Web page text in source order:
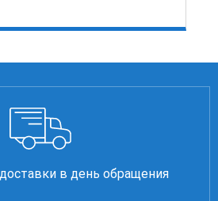
в день обращения